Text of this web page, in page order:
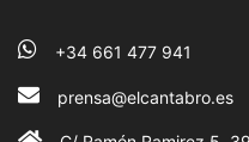
+34 661 477 941
prensa@elcantabro.es